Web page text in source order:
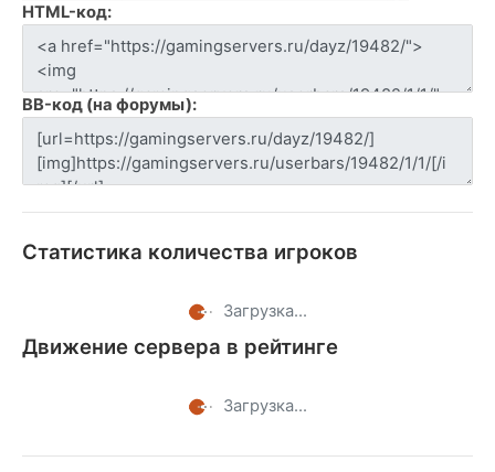
HTML-код:
BB-код (на форумы):
Статистика количества игроков
Загрузка...
Движение сервера в рейтинге
Загрузка...